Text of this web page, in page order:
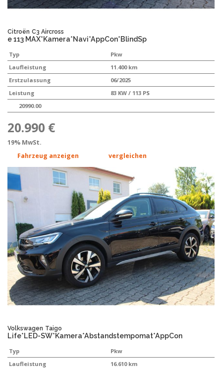
Citroën C3 Aircross
e 113 MAX*Kamera*Navi*AppCon*BlindSp
Typ
Pkw
Laufleistung
11.400 km
Erstzulassung
06/2025
Leistung
83 KW / 113 PS
20990.00
20.990 €
19% MwSt.
Fahrzeug anzeigen
vergleichen
Volkswagen Taigo
Life*LED-SW*Kamera*Abstandstempomat*AppCon
Typ
Pkw
Laufleistung
16.610 km